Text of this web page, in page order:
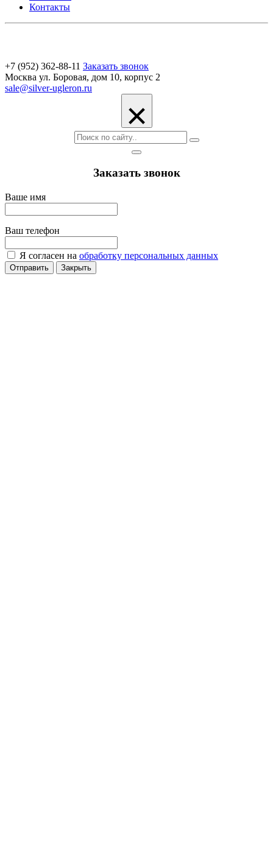
Контакты
+7 (952) 362-88-11 Заказать звонок
Москва ул. Боровая, дом 10, корпус 2
sale@silver-ugleron.ru
×
Заказать звонок
Ваше имя
Ваш телефон
Я согласен на обработку персональных данных
Отправить Закрыть